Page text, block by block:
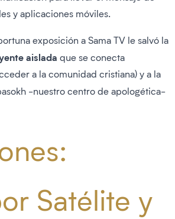
y aplicaciones móviles.
exposición a Sama TV le salvó la
aislada que se conecta
a la comunidad cristiana) y a la
-nuestro centro de apologética-
Satélite y